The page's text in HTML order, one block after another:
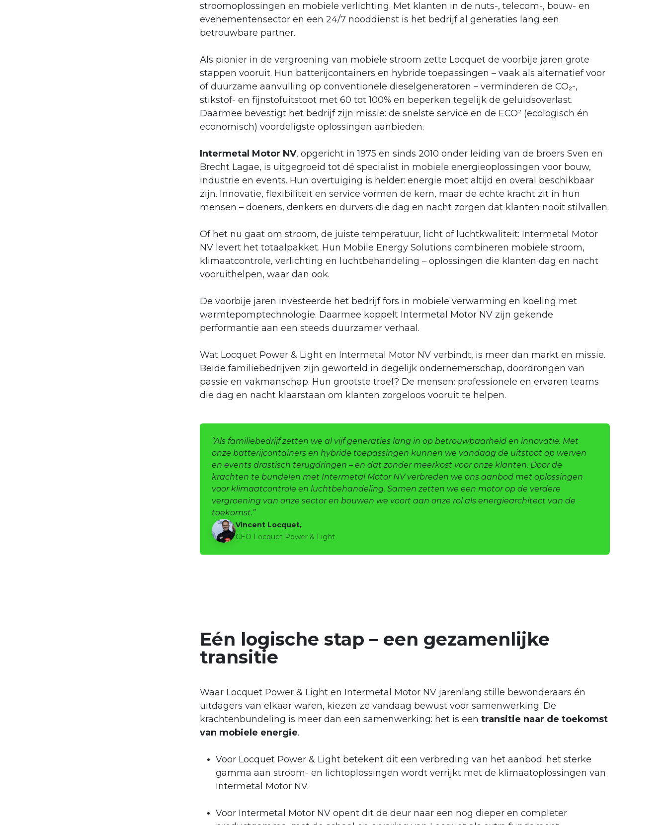
stroomoplossingen en mobiele verlichting. Met klanten in de nuts-, telecom-, bouw- en
evenementensector en een 24/7 nooddienst is het bedrijf al generaties lang een
betrouwbare partner.
Als pionier in de vergroening van mobiele stroom zette Locquet de voorbije jaren grote
stappen vooruit. Hun batterijcontainers en hybride toepassingen – vaak als alternatief voor
of duurzame aanvulling op conventionele dieselgeneratoren – verminderen de CO₂-,
stikstof- en fijnstofuitstoot met 60 tot 100% en beperken tegelijk de geluidsoverlast.
Daarmee bevestigt het bedrijf zijn missie: de snelste service en de ECO² (ecologisch én
economisch) voordeligste oplossingen aanbieden.
Intermetal Motor NV, opgericht in 1975 en sinds 2010 onder leiding van de broers Sven en
Brecht Lagae, is uitgegroeid tot dé specialist in mobiele energieoplossingen voor bouw,
industrie en events. Hun overtuiging is helder: energie moet altijd en overal beschikbaar
zijn. Innovatie, flexibiliteit en service vormen de kern, maar de echte kracht zit in hun
mensen – doeners, denkers en durvers die dag en nacht zorgen dat klanten nooit stilvallen.
Of het nu gaat om stroom, de juiste temperatuur, licht of luchtkwaliteit: Intermetal Motor
NV levert het totaalpakket. Hun Mobile Energy Solutions combineren mobiele stroom,
klimaatcontrole, verlichting en luchtbehandeling – oplossingen die klanten dag en nacht
vooruithelpen, waar dan ook.
De voorbije jaren investeerde het bedrijf fors in mobiele verwarming en koeling met
warmtepomptechnologie. Daarmee koppelt Intermetal Motor NV zijn gekende
performantie aan een steeds duurzamer verhaal.
Wat Locquet Power & Light en Intermetal Motor NV verbindt, is meer dan markt en missie.
Beide familiebedrijven zijn geworteld in degelijk ondernemerschap, doordrongen van
passie en vakmanschap. Hun grootste troef? De mensen: professionele en ervaren teams
die dag en nacht klaarstaan om klanten zorgeloos vooruit te helpen.
“Als familiebedrijf zetten we al vijf generaties lang in op betrouwbaarheid en innovatie. Met
onze batterijcontainers en hybride toepassingen kunnen we vandaag de uitstoot op werven
en events drastisch terugdringen – en dat zonder meerkost voor onze klanten. Door de
krachten te bundelen met Intermetal Motor NV verbreden we ons aanbod met oplossingen
voor klimaatcontrole en luchtbehandeling. Samen zetten we een motor op de verdere
vergroening van onze sector en bouwen we voort aan onze rol als energiearchitect van de
toekomst.”
Vincent Locquet,​
CEO Locquet Power & Light​
Eén logische stap – een gezamenlijke
transitie
​Waar Locquet Power & Light en Intermetal Motor NV jarenlang stille bewonderaars én
uitdagers van elkaar waren, kiezen ze vandaag bewust voor samenwerking. De
krachtenbundeling is meer dan een samenwerking: het is een transitie naar de toekomst
van mobiele energie.
Voor Locquet Power & Light betekent dit een verbreding van het aanbod: het sterke
gamma aan stroom- en lichtoplossingen wordt verrijkt met de klimaatoplossingen van
Intermetal Motor NV.
Voor Intermetal Motor NV opent dit de deur naar een nog dieper en completer